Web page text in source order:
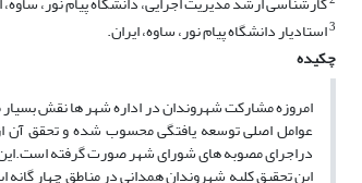
3استادیار دانشگاه پیام نور، ساوه، ایران.
چکیده
امروزه مشارکت شهروندان در اداره شهر ها نقش
عوامل اصلی توسعه یافتگی محسوب شده و تحقق آن
دراجرای مصوبه های شورای شهر صورت گرفته